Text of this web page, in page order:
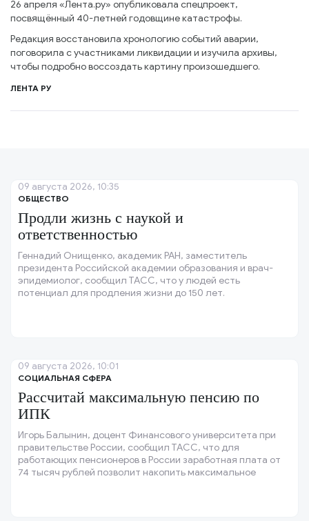
26 апреля «Лента.ру» опубликовала спецпроект,
посвящённый 40-летней годовщине катастрофы.
Редакция восстановила хронологию событий аварии,
поговорила с участниками ликвидации и изучила архивы,
чтобы подробно воссоздать картину произошедшего.
ЛЕНТА РУ
ОБЩЕСТВО
Продли жизнь с наукой и
ответственностью
Геннадий Онищенко, академик РАН, заместитель
президента Российской академии образования и врач-
эпидемиолог, сообщил ТАСС, что у людей есть
потенциал для продления жизни до 150 лет.
09 августа 2026, 10:35
СОЦИАЛЬНАЯ СФЕРА
Рассчитай максимальную пенсию по
ИПК
Игорь Балынин, доцент Финансового университета при
правительстве России, сообщил ТАСС, что для
работающих пенсионеров в России заработная плата от
74 тысяч рублей позволит накопить максимальное
09 августа 2026, 10:01